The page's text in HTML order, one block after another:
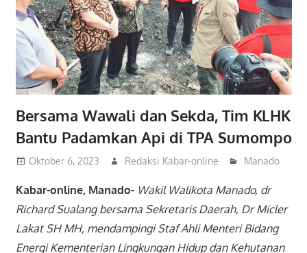
Bersama Wawali dan Sekda, Tim KLHK
Bantu Padamkan Api di TPA Sumompo
Oktober 6, 2023 Redaksi Kabar-online Manado
Kabar-online, Manado- Wakil Walikota Manado, dr
Richard Sualang bersama Sekretaris Daerah, Dr Micler
Lakat SH MH, mendampingi Staf Ahli Menteri Bidang
Energi Kementerian Lingkungan Hidup dan Kehutanan